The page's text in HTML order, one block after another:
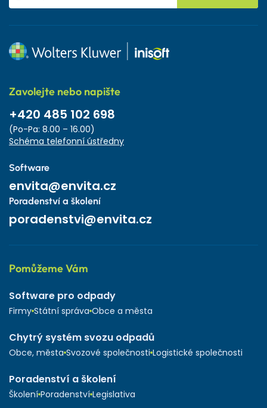
Zavolejte nebo napište
+420 485 102 698
(Po-Pa: 8.00 – 16.00)
Schéma telefonní ústředny
Software
envita@envita.cz
Poradenství a školení
poradenstvi@envita.cz
Pomůžeme Vám
Software pro odpady
Firmy Státní správa Obce a města
Chytrý systém svozu odpadů
Obce, města Svozové společnosti Logistické společnosti
Poradenství a školení
Školení Poradenství Legislativa